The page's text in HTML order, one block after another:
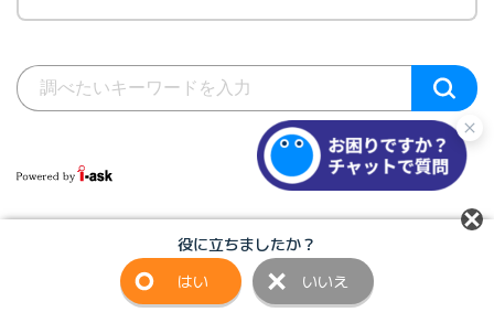
役に立ちましたか？
はい
いいえ
びっぷるのページ